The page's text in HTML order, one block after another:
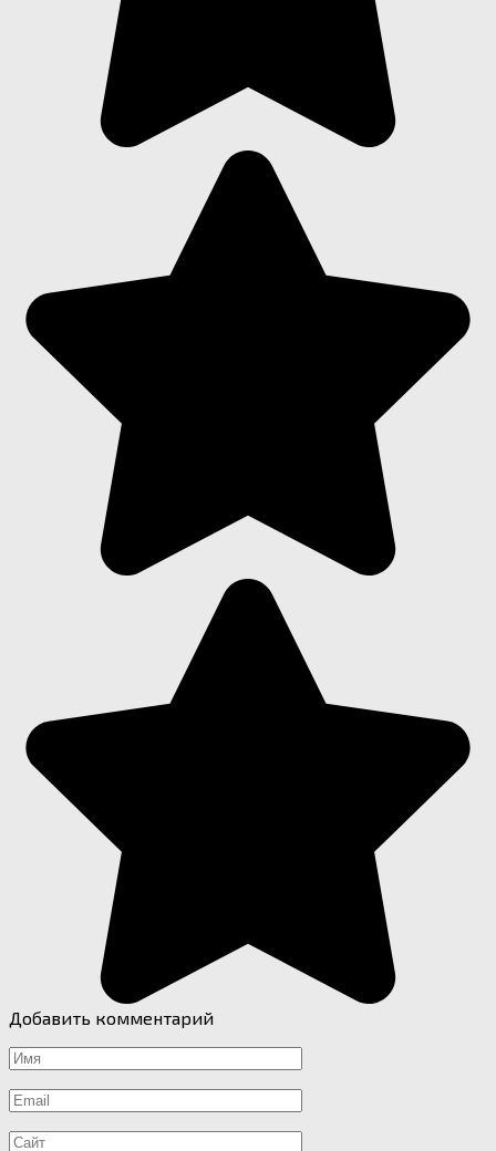
Добавить комментарий
Имя
*
Email
*
Сайт